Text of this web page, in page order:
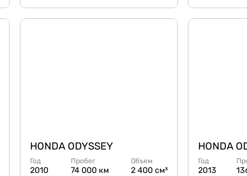
HONDA ODYSSEY
Год
2010
Пробег
74 000 км
Объем
2 400 см³
HONDA
Год
2013